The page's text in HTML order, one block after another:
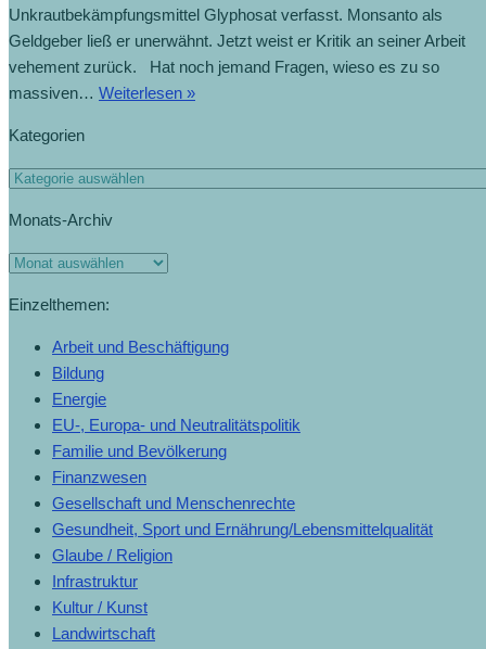
Unkrautbekämpfungsmittel Glyphosat verfasst. Monsanto als
Geldgeber ließ er unerwähnt. Jetzt weist er Kritik an seiner Arbeit
vehement zurück. Hat noch jemand Fragen, wieso es zu so
massiven… Weiterlesen »
Kategorien
Monats-Archiv
Einzelthemen:
Arbeit und Beschäftigung
Bildung
Energie
EU-, Europa- und Neutralitätspolitik
Familie und Bevölkerung
Finanzwesen
Gesellschaft und Menschenrechte
Gesundheit, Sport und Ernährung/Lebensmittelqualität
Glaube / Religion
Infrastruktur
Kultur / Kunst
Landwirtschaft